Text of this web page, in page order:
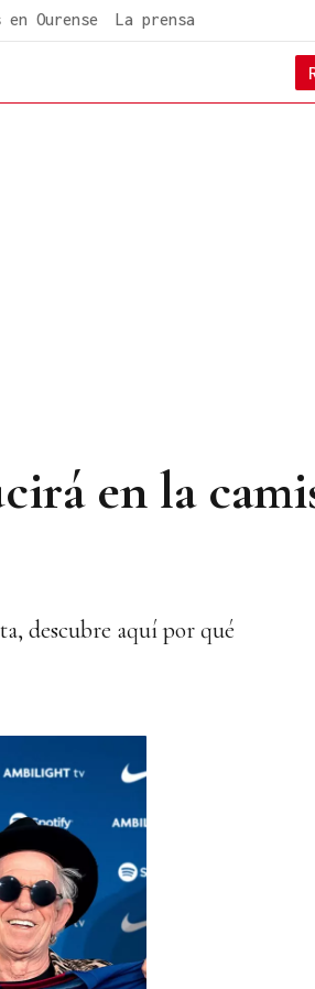
en Ourense La prensa
en la
descubre aquí por qué